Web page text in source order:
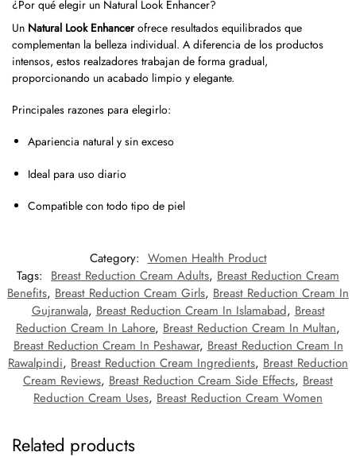
¿Por qué elegir un Natural Look Enhancer?
Un Natural Look Enhancerofrece resultados equilibrados que
complementan la belleza individual. A diferencia de los productos
intensos, estos realzadores trabajan de forma gradual,
proporcionando un acabado limpio y elegante.
Principales razones para elegirlo:
Apariencia natural y sin exceso
Ideal para uso diario
Compatible con todo tipo de piel
Category: Women Health Product
Tags: Breast Reduction Cream Adults, Breast Reduction Cream
Benefits, Breast Reduction Cream Girls, Breast Reduction Cream In
Gujranwala, Breast Reduction Cream In Islamabad, Breast
Reduction Cream In Lahore, Breast Reduction Cream In Multan,
Breast Reduction Cream In Peshawar, Breast Reduction Cream In
Rawalpindi, Breast Reduction Cream Ingredients, Breast Reduction
Cream Reviews, Breast Reduction Cream Side Effects, Breast
Reduction Cream Uses, Breast Reduction Cream Women
Related products